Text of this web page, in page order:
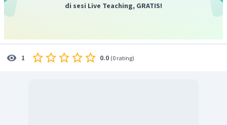
di sesi Live Teaching, GRATIS!
1 0.0 (0 rating)